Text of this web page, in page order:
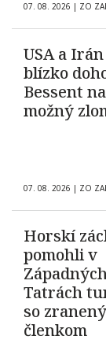
07. 08. 2026 | ZO
USA a
blízko
Bessent
možný
07. 08. 2026 | ZO
Horskí
pomohli v
Tatrách
so
členkom